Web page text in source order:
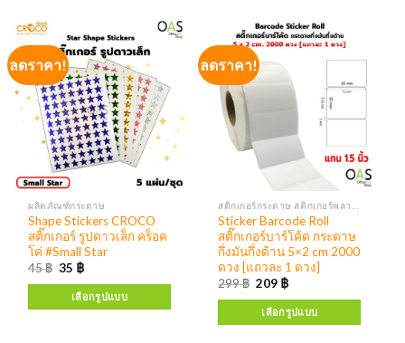
ลดราคา!
ผลิตภัณฑ์กระดาษ
Shape Stickers CROCO
สติ๊กเกอร์ รูปดาวเล็ก คร็อค
โค่ #Small Star
45฿ 35 ฿
เลือกรูปแบบ
ลดราคา!
Sticker Barcode Roll
สติ๊กเกอร์บาร์โค้ด กระดาษ
กึ่งมันกึ่งด้าน 5×2 cm 2000
ดวง [แถวละ 1 ดวง]
299฿ 209 ฿
เลือกรูปแบบ